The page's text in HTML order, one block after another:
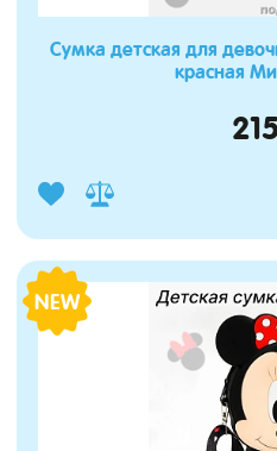
Сумка детская для
красная
NEW